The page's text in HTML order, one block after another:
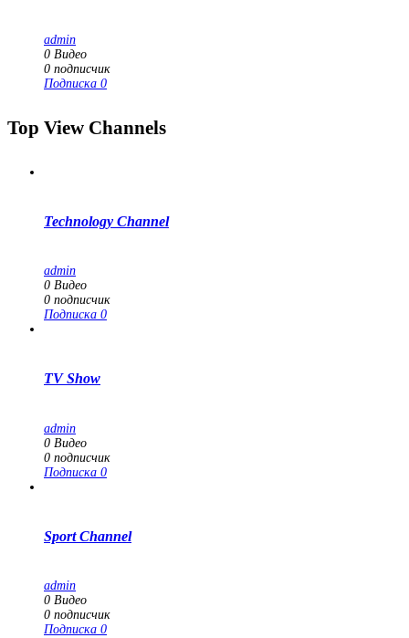
admin
0 Видео
0 подписчик
Подписка 0
Top View Channels
Technology Channel
admin
0 Видео
0 подписчик
Подписка 0
TV Show
admin
0 Видео
0 подписчик
Подписка 0
Sport Channel
admin
0 Видео
0 подписчик
Подписка 0